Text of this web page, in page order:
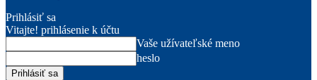
Prihlásiť sa
Vitajte! prihlásenie k účtu
Vaše užívateľské meno
heslo